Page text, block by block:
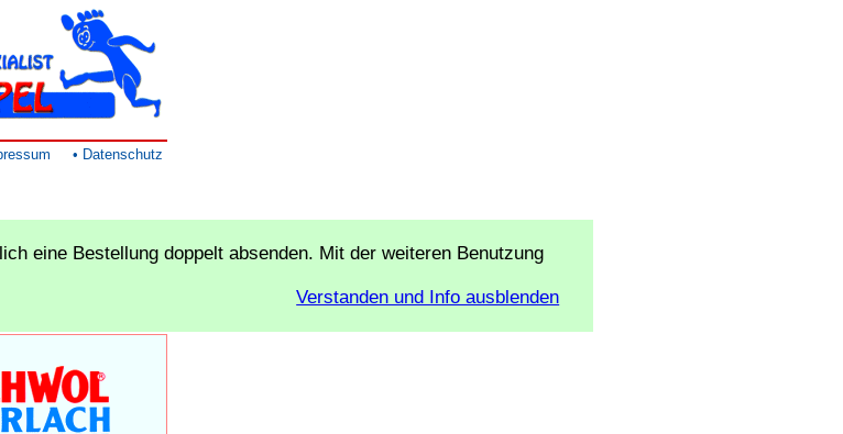
• Datenschutz
eine Bestellung doppelt absenden. Mit der weiteren Benutzung
Verstanden und Info ausblenden